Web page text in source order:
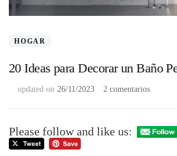
HOGAR
20 Ideas para Decorar un Baño
updated on 26/11/2023 2 comentariosen
para
Decorar
Please follow and like us: